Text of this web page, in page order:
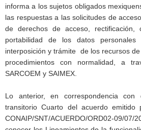
informa a los sujetos obligados
las respuestas a las solicitudes de
de derechos de acceso, rectificación,
portabilidad de los datos
interposición y trámite de los recursos
procedimientos con normalidad, a
SARCOEM y SAIMEX.
Lo anterior, en correspondencia
transitorio Cuarto del acuerdo emitido
CONAIP/SNT/ACUERDO/ORD02-09/